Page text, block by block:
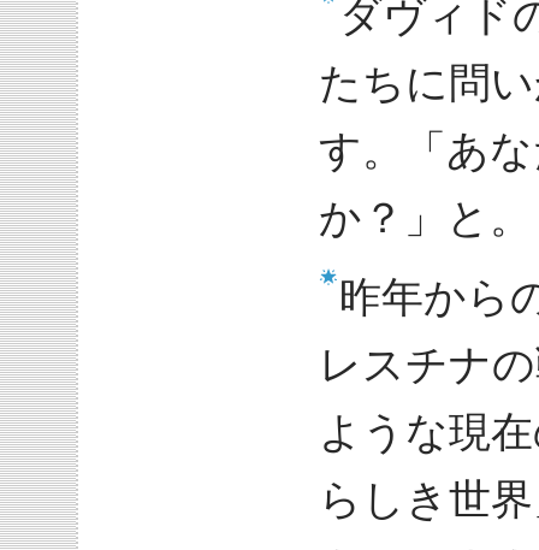
ダヴィド
たちに問
す。「あ
か？」と。
昨年から
レスチナ
ような現
らしき世